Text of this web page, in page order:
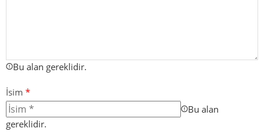
Bu alan gereklidir.
İsim *
Bu alan
gereklidir.